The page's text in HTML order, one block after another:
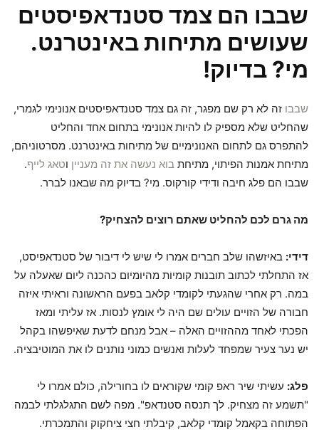
שבבו הם צמד סטנדאפיסטים
שעושים מתיחות באינטרנט.
מי? בדיוק!
שבבו זה לא רק שם מפגר, זה גם צמד סטנדאפיסטים אנונימי לגמרי,
שהחליט שלא מספיק לו להיות אנונימי בתחום אחד והחליט
להתפרס גם לתחום האנונימיים של מתיחות באינטרנט. מסרטוניהם,
מתיחת אמנות הפיתוי, מתיחת בוא נעשה את זה מעניין וטאג לייף.
שבבו הם פלג חיבה ודידי קורקוס. מי? בדיוק מה שבאנו לברר.
מה גרם לכם להחליט שאתם רוצים להצחיק?
דידי: באיזשהו שלב חברים אמרו לי שיש לי דיבור של סטנדאפיסט,
אז התחלתי לכתוב תובנות קומיות מהיומיום כהכנה ליום שאעלה על
במה. רק אחרי שהגעתי לקומדי קלאב בפעם הראשונה וראיתי איזה
חבורה של הזויים עולים שם היה לי אומץ לנסות. אז עליתי ומאז
הפכתי לאחד מההזויים האלה – אבל מנחם לדעת שאיפשהו בקהל
יש נער צעיר שמפחד לעלות ואנשים כמוני נותנים לו את המוטיבציה.
פלג: עשיתי שיר ראפ קומי שקוראים לו בחורילה, כולם אמרו לי
"תשמע זה מצחיק. לך תנסה סטנדאפ". מפה לשם התגלגלתי לבמה
הפתוחה בקאמל קומדי קלאב, קיבלתי חצי ציחקוק והתמכרתי.